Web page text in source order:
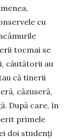
cu
tocmai se
căutătorii au
că tinerii
căzuseră,
După care, în
primele
doi studenţi